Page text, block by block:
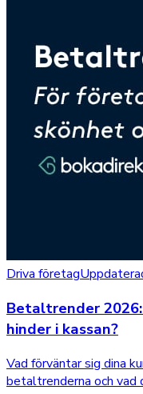
Driva företag
Betaltrender
hinder i kassan?
Vad förväntar sig dina
betaltrenderna och vad